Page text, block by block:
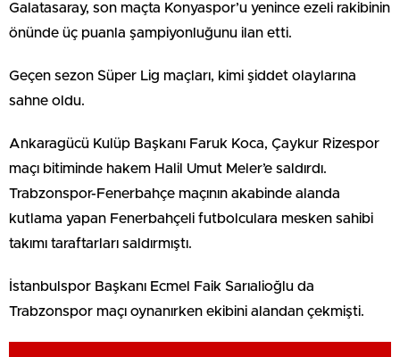
Galatasaray, son maçta Konyaspor’u yenince ezeli rakibinin
önünde üç puanla şampiyonluğunu ilan etti.
Geçen sezon Süper Lig maçları, kimi şiddet olaylarına
sahne oldu.
Ankaragücü Kulüp Başkanı Faruk Koca, Çaykur Rizespor
maçı bitiminde hakem Halil Umut Meler’e saldırdı.
Trabzonspor-Fenerbahçe maçının akabinde alanda
kutlama yapan Fenerbahçeli futbolculara mesken sahibi
takımı taraftarları saldırmıştı.
İstanbulspor Başkanı Ecmel Faik Sarıalioğlu da
Trabzonspor maçı oynanırken ekibini alandan çekmişti.